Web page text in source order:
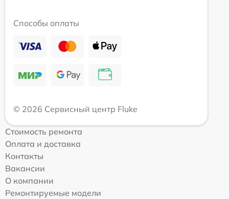
Способы оплаты
© 2026 Сервисный центр Fluke
Стоимость ремонта
Оплата и доставка
Контакты
Вакансии
О компании
Ремонтируемые модели